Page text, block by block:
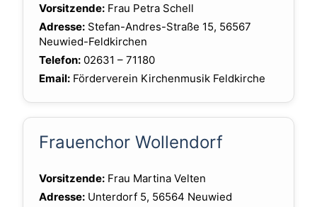
Vorsitzende: Frau Petra Schell
Adresse: Stefan-Andres-Straße 15, 56567
Neuwied-Feldkirchen
Telefon: 02631 – 71180
Email: Förderverein Kirchenmusik Feldkirche
Frauenchor Wollendorf
Vorsitzende: Frau Martina Velten
Adresse: Unterdorf 5, 56564 Neuwied